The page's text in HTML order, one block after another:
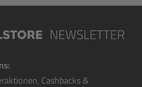
Cashbacks &